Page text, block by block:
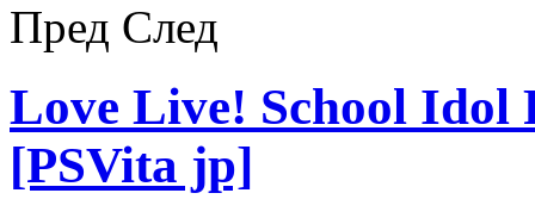
Пред След
Love Live! School Idol
[PSVita jp]